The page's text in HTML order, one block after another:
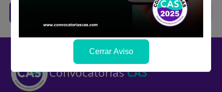
Trabajos CAS de anteriores concursos
ConvocatoriasCAS
Cerrar Aviso